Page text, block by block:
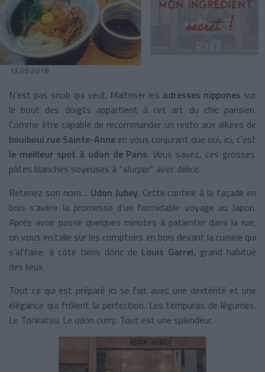
13.05.2018
N’est pas snob qui veut. Maîtriser les adresses nippones sur
le bout des doigts appartient à cet art du chic parisien.
Comme être capable de recommander un resto aux allures de
bouiboui rue Sainte-Anne en vous conjurant que oui, ici, c’est
le meilleur spot à udon de Paris. Vous savez, ces grosses
pâtes blanches soyeuses à “slurper” avec délice.
Retenez son nom… Udon Jubey. Cette cantine à la façade en
bois s’avère la promesse d’un formidable voyage au Japon.
Après avoir passé quelques minutes à patienter dans la rue,
on vous installe sur les comptoirs en bois devant la cuisine qui
s’affaire, à côté tiens donc de Louis Garrel, grand habitué
des lieux.
Tout ce qui est préparé ici se fait avec une dextérité et une
élégance qui frôlent la perfection. Les tempuras de légumes.
Le Tonkatsu. Le udon curry. Tout est une splendeur.